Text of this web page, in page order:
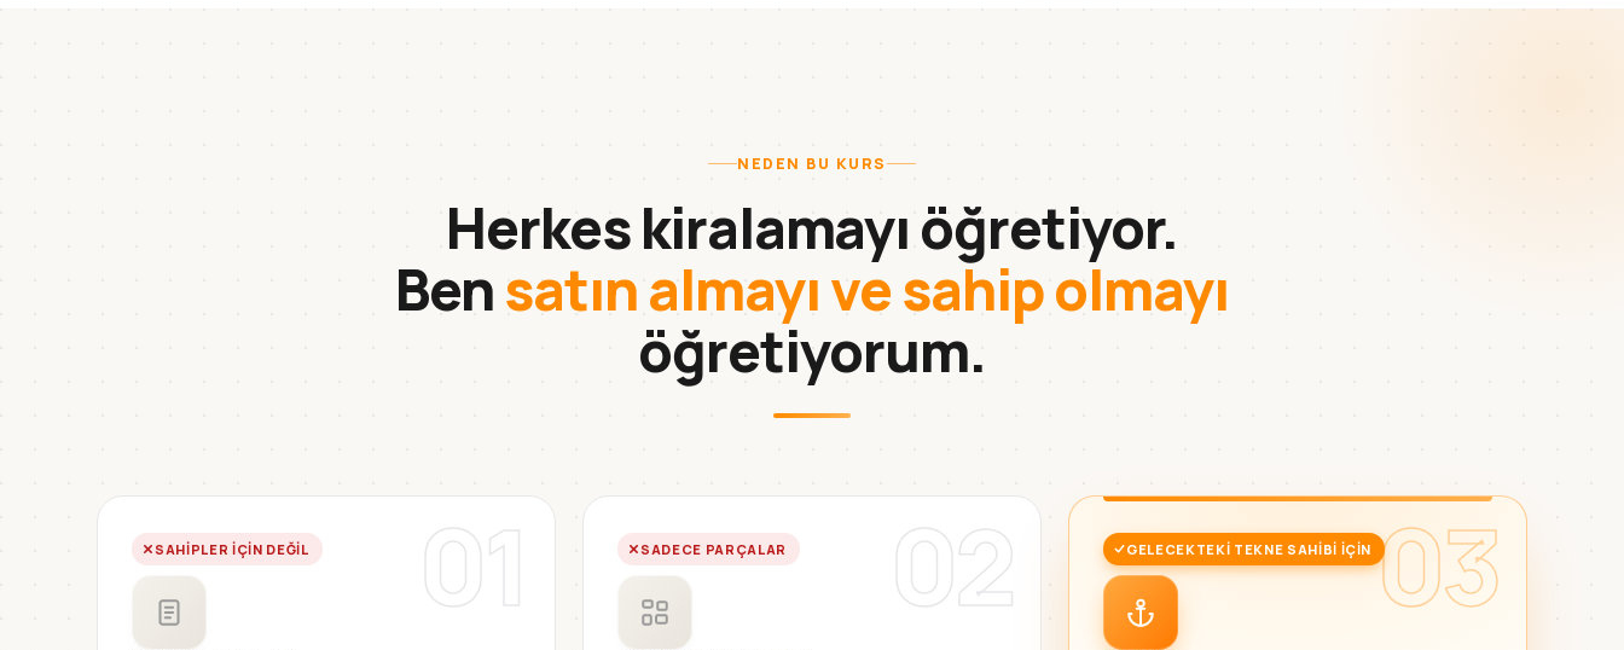
NEDEN BU KURS
Herkes kiralamayı öğretiyor.
Bensatın almayı ve sahip olmayı
öğretiyorum.
01
SAHIPLER IÇIN DEĞIL 02
SADECE PARÇALAR 03
GELECEKTEKI TEKNE SAHIBI IÇIN